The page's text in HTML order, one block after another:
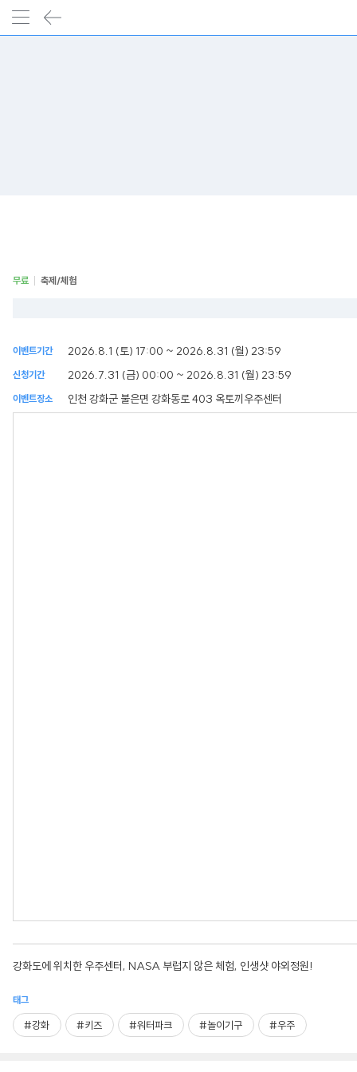
무료 축제/체험
이벤트기간 2026.8.1 (토) 17:00 ~ 2026.8.31 (월) 23:59
신청기간 2026.7.31 (금) 00:00 ~ 2026.8.31 (월) 23:59
이벤트장소 인천 강화군 불은면 강화동로 403 옥토끼우주센터
강화도에 위치한 우주센터, NASA 부럽지 않은 체험, 인생샷 야외정원!
태그
#강화 #키즈 #워터파크 #놀이기구 #우주